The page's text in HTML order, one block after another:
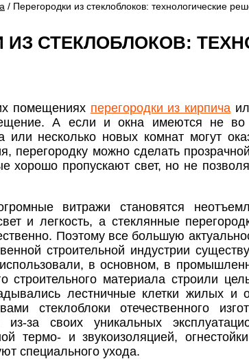
/ Перегородки из стеклоблоков: технологические
ИЗ СТЕКЛОБЛОКОВ:
помещениях перегородки из кирпича
А если и окна имеются не
или несколько новых комнат могут
перегородку можно сделать
хорошо пропускают свет, но не
витражи становятся
и легкость, а стеклянные
Поэтому все большую
строительной индустрии
в основном, в
строительного материала строили
лестничные клетки жилых
стеклоблоки отечественного
из-за своих уникальных
термо- и звукоизоляцией,
специального ухода.